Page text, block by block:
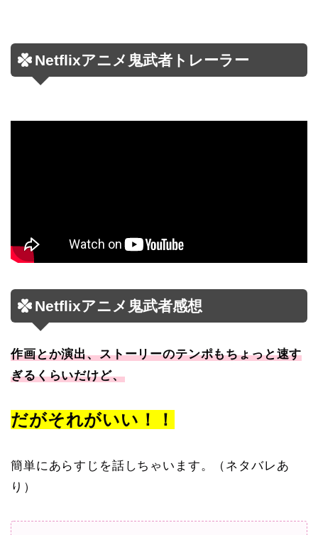
Netflixアニメ鬼武者トレーラー
Netflixアニメ鬼武者感想
作画とか演出、ストーリーのテンポもちょっと速す
ぎるくらいだけど、
だがそれがいい！！
簡単にあらすじを話しちゃいます。（ネタバレあ
り）